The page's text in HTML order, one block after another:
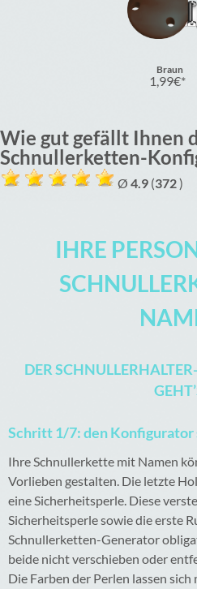
Braun
1,99€
Wie gut gefällt Ihnen
Schnullerketten-
Ø 4.9 (372)
IHRE
DER
Schritt 1/7: den
Ihre Schnullerkette mit Namen
Vorlieben gestalten. Die letzte
eine Sicherheitsperle. Diese
Sicherheitsperle sowie die erste
Schnullerketten-Generator
beide nicht verschieben oder
Die Farben der Perlen lassen